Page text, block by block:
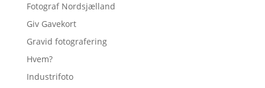
Fotograf Nordsjælland
Giv Gavekort
Gravid fotografering
Hvem?
Industrifoto